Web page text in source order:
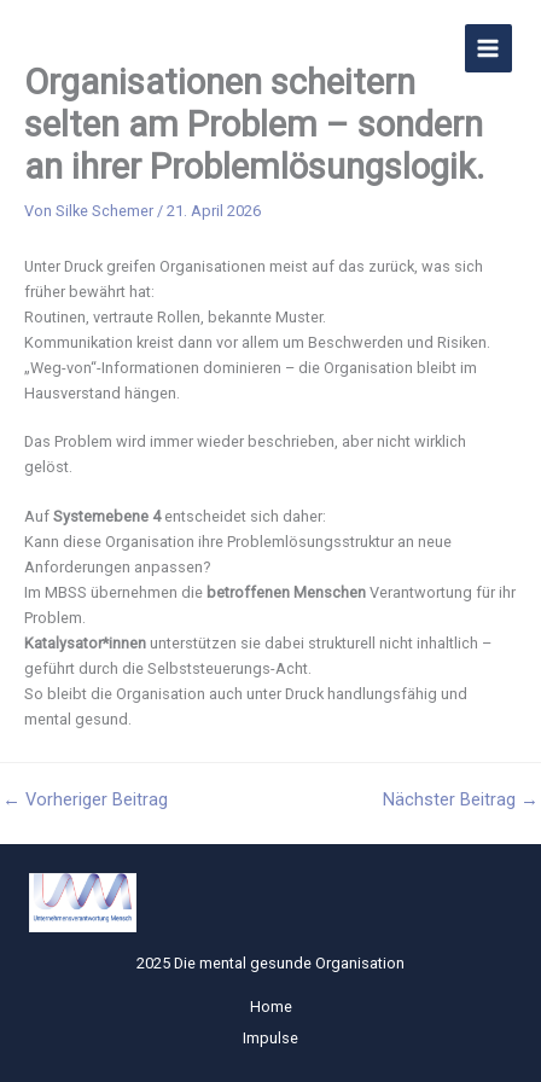
MAIN
Organisationen scheitern
selten am Problem – sondern
an ihrer Problemlösungslogik.
Von Silke Schemer / 21. April 2026
Unter Druck greifen Organisationen meist auf das zurück, was sich
früher bewährt hat:
Routinen, vertraute Rollen, bekannte Muster.
Kommunikation kreist dann vor allem um Beschwerden und Risiken.
„Weg-von“-Informationen dominieren – die Organisation bleibt im
Hausverstand hängen.
Das Problem wird immer wieder beschrieben, aber nicht wirklich
gelöst.
Auf Systemebene 4entscheidet sich daher:
Kann diese Organisation ihre Problemlösungsstruktur an neue
Anforderungen anpassen?
Im MBSS übernehmen die betroffenen Menschen Verantwortung für ihr
Problem.
Katalysator*innen unterstützen sie dabei strukturell nicht inhaltlich –
geführt durch die Selbststeuerungs-Acht.
So bleibt die Organisation auch unter Druck handlungsfähig und
mental gesund.
← Vorheriger Beitrag Nächster Beitrag →
2025 Die mental gesunde Organisation
Home
Impulse